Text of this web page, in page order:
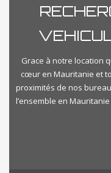
Grace à notre location
cœur en Mauritanie et
proximités de nos
l’ensemble en